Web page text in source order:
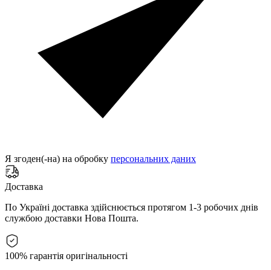
Я згоден(-на) на обробку персональних даних
Доставка
По Україні доставка здійснюється протягом 1-3 робочих днів
службою доставки Нова Пошта.
100% гарантія оригінальності